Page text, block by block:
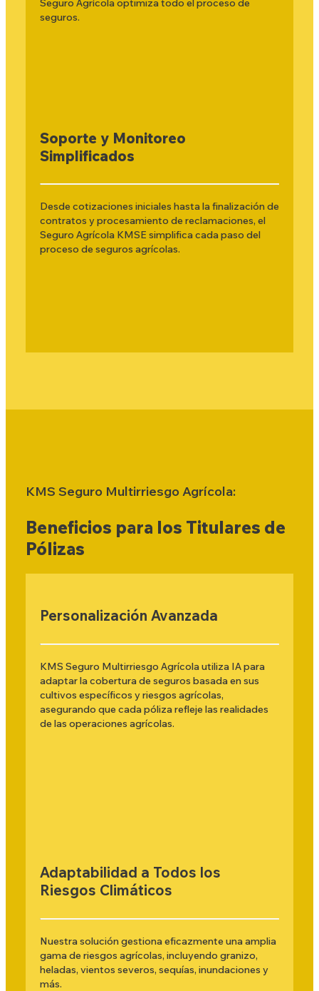
Seguro Agrícola optimiza todo el proceso de
seguros.
Soporte y Monitoreo
Simplificados
Desde cotizaciones iniciales hasta la finalización de
contratos y procesamiento de reclamaciones, el
Seguro Agrícola KMSE simplifica cada paso del
proceso de seguros agrícolas.
KMS Seguro Multirriesgo Agrícola:
Beneficios para los Titulares de
Pólizas
Personalización Avanzada
KMS Seguro Multirriesgo Agrícola utiliza IA para
adaptar la cobertura de seguros basada en sus
cultivos específicos y riesgos agrícolas,
asegurando que cada póliza refleje las realidades
de las operaciones agrícolas.
Adaptabilidad a Todos los
Riesgos Climáticos
Nuestra solución gestiona eficazmente una amplia
gama de riesgos agrícolas, incluyendo granizo,
heladas, vientos severos, sequías, inundaciones y
más.